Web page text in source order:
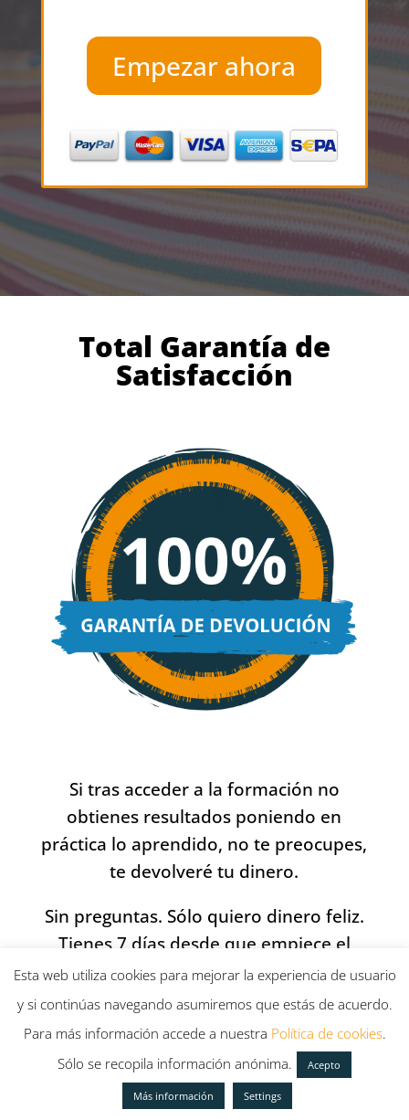
Empezar ahora
Total Garantía de
Satisfacción
Si tras acceder a la formación no
obtienes resultados poniendo en
práctica lo aprendido, no te preocupes,
te devolveré tu dinero.
Sin preguntas. Sólo quiero dinero feliz.
Tienes 7 días desde que empiece el
curso.
BONUS y
Esta web utiliza cookies para mejorar la experiencia de usuario
y si continúas navegando asumiremos que estás de acuerdo.
Para más información accede a nuestra Política de cookies.
Sólo se recopila información anónima.
Acepto
Más información Settings